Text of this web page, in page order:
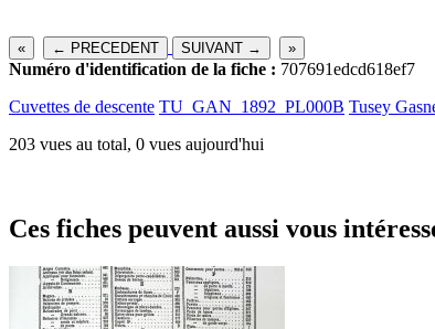
« ← PRECEDENT SUIVANT → »
Numéro d'identification de la fiche : 707691edcd618ef7
Cuvettes de descente TU_GAN_1892_PL000B Tusey
203 vues au total, 0 vues aujourd'hui
Ces fiches peuvent aussi vous